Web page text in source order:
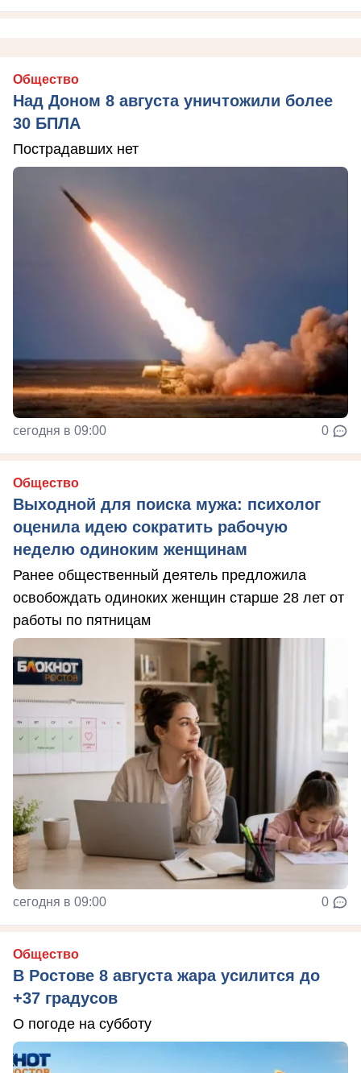
Общество
Над Доном 8 августа уничтожили более
30 БПЛА
Пострадавших нет
сегодня в 09:00 0
Общество
Выходной для поиска мужа: психолог
оценила идею сократить рабочую
неделю одиноким женщинам
Ранее общественный деятель предложила
освобождать одиноких женщин старше 28 лет от
работы по пятницам
сегодня в 09:00 0
Общество
В Ростове 8 августа жара усилится до
+37 градусов
О погоде на субботу